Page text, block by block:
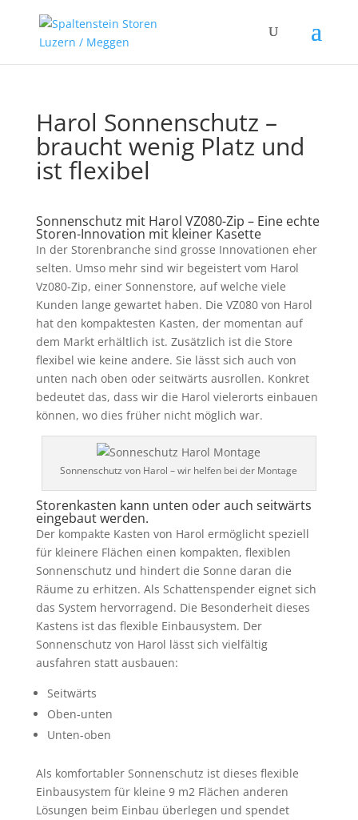
Harol Sonnenschutz –
braucht wenig Platz und
ist flexibel
Sonnenschutz mit Harol VZ080-Zip – Eine echte
Storen-Innovation mit kleiner Kasette
In der Storenbranche sind grosse Innovationen eher
selten. Umso mehr sind wir begeistert vom Harol
Vz080-Zip, einer Sonnenstore, auf welche viele
Kunden lange gewartet haben. Die VZ080 von Harol
hat den kompaktesten Kasten, der momentan auf
dem Markt erhältlich ist. Zusätzlich ist die Store
flexibel wie keine andere. Sie lässt sich auch von
unten nach oben oder seitwärts ausrollen. Konkret
bedeutet das, dass wir die Harol vielerorts einbauen
können, wo dies früher nicht möglich war.
Sonnenschutz von Harol – wir helfen bei der Montage
Storenkasten kann unten oder auch seitwärts
eingebaut werden.
Der kompakte Kasten von Harol ermöglicht speziell
für kleinere Flächen einen kompakten, flexiblen
Sonnenschutz und hindert die Sonne daran die
Räume zu erhitzen. Als Schattenspender eignet sich
das System hervorragend. Die Besonderheit dieses
Kastens ist das flexible Einbausystem. Der
Sonnenschutz von Harol lässt sich vielfältig
ausfahren statt ausbauen:
Seitwärts
Oben-unten
Unten-oben
Als komfortabler Sonnenschutz ist dieses flexible
Einbausystem für kleine 9 m2 Flächen anderen
Lösungen beim Einbau überlegen und spendet